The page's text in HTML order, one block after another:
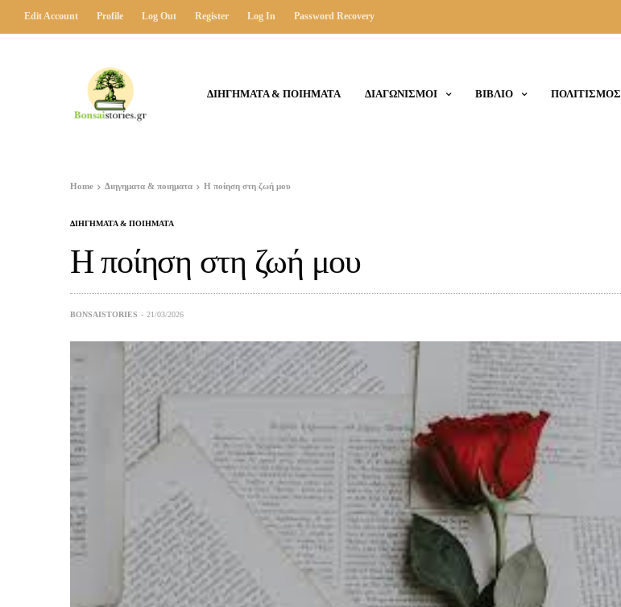
Edit Account Profile Log Out Register Log In Password Recovery
ΔΙΗΓΗΜΑΤΑ & ΠΟΙΗΜΑΤΑ ΔΙΑΓΩΝΙΣΜΟΙ ΒΙΒΛΙΟ ΠΟΛΙΤΙΣΜΟΣ
Home Διηγηματα & ποιηματα Η ποίηση στη ζωή μου
ΔΙΗΓΗΜΑΤΑ & ΠΟΙΗΜΑΤΑ
Η ποίηση στη ζωή μου
BONSAISTORIES 21/03/2026